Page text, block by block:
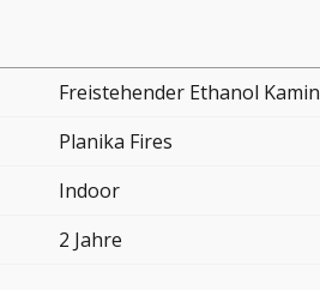
Freistehender Ethanol Kamin
Planika Fires
Indoor
2 Jahre